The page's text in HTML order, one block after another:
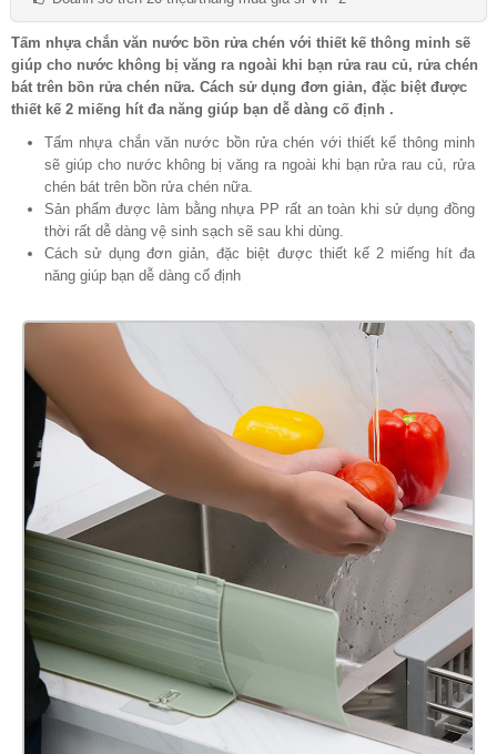
Tấm nhựa chắn văn nước bồn rửa chén với thiết kế thông minh sẽ
giúp cho nước không bị văng ra ngoài khi bạn rửa rau củ, rửa chén
bát trên bồn rửa chén nữa. Cách sử dụng đơn giản, đặc biệt được
thiết kế 2 miếng hít đa năng giúp bạn dễ dàng cố định .
Tấm nhựa chắn văn nước bồn rửa chén với thiết kế thông minh
sẽ giúp cho nước không bị văng ra ngoài khi bạn rửa rau củ, rửa
chén bát trên bồn rửa chén nữa.
Sản phẩm được làm bằng nhựa PP rất an toàn khi sử dụng đồng
thời rất dễ dàng vệ sinh sạch sẽ sau khi dùng.
Cách sử dụng đơn giản, đặc biệt được thiết kế 2 miếng hít đa
năng giúp bạn dễ dàng cố định